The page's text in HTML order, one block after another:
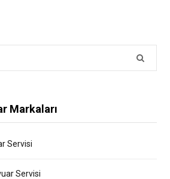
Markaları
Servisi
Servisi